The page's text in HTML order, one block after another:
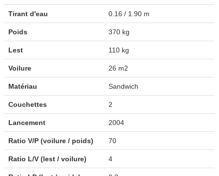
Tirant d'eau 0.16 / 1.90 m
Poids 370 kg
Lest 110 kg
Voilure 26 m2
Matériau Sandwich
Couchettes 2
Lancement 2004
Ratio V/P (voilure / poids) 70
Ratio L/V (lest / voilure) 4